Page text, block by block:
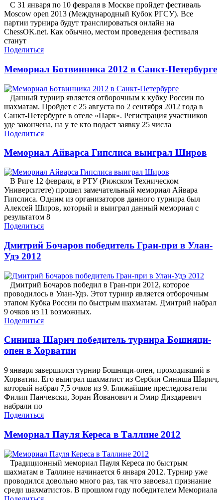
С 31 января по 10 февраля в Москве пройдет фестиваль
Moscow open 2013 (Международный Кубок РГСУ). Все
партии турнира будут транслироваться онлайн на
ChessOK.net. Как обычно, местом проведения фестиваля
станут
Поделиться
Мемориал Ботвинника 2012 в Санкт-Петербурге
Данный турнир является отборочным к кубку России по
шахматам. Пройдет с 25 августа по 2 сентября 2012 года в
Санкт-Петербурге в отеле «Парк». Регистрация участников
уде закончена, на у те кто подаст заявку 25 числа
Поделиться
Мемориал Айварса Гипслиса выиграл Широв
В Риге 12 февраля, в РТУ (Рижском Техническом
Университете) прошел замечательный мемориал Айвара
Гипслиса. Одним из организаторов данного турнира был
Алексей Широв, который и выиграл данный мемориал с
результатом 8
Поделиться
Дмитрий Бочаров победитель Гран-при в Улан-
Удэ 2012
Дмитрий Бочаров победил в Гран-при 2012, которое
проводилось в Улан-Удэ. Этот турнир является отборочным
этапом Кубка России по быстрым шахматам. Дмитрий набрал
9 очков из 11 возможных.
Поделиться
Синиша Шарич победитель турнира Бошняци-
опен в Хорватии
9 января завершился турнир Бошняци-опен, проходивший в
Хорватии. Его выиграл шахматист из Сербии Синиша Шарич,
который набрал 7,5 очков из 9. Ближайшие преследователи
Филип Панчевски, Зоран Йованович и Эмир Диздаревич
набрали по
Поделиться
Мемориал Пауля Кереса в Таллине 2012
Традиционный мемориал Пауля Кереса по быстрым
шахматам в Таллине начинается 6 января 2012. Турнир уже
проводился довольно много раз, так что завоевал признание
среди шахматистов. В прошлом году победителем Мемориала